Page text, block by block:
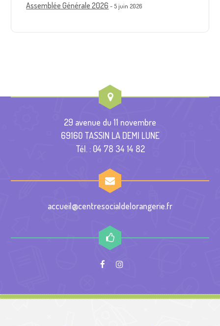
Assemblée Générale 2026 5 juin 2026
29 avenue du 11 novembre
69160 TASSIN LA DEMI LUNE
Tél. : 04 78 34 14 82
accueil@centresocialdelorangerie.fr